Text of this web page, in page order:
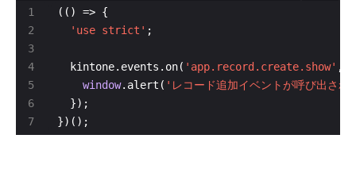
1
3
4
5
6
7
'use strict'
  kintone.events.on(
'app.record.create.show'
window.alert( 'レコード追加イベントが呼び出され
})();